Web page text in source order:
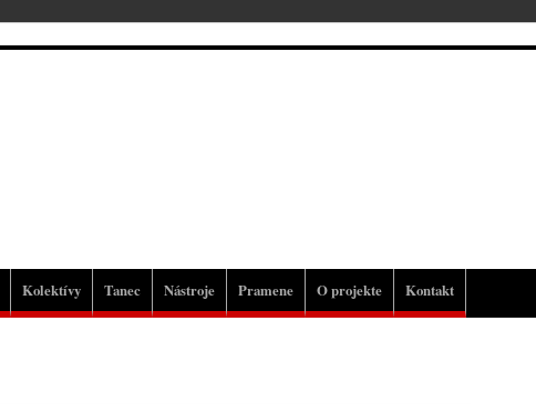
Kolektívy Tanec Nástroje Pramene O projekte Kontakt